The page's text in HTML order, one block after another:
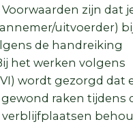
zijn dat
uitvoerder)
de handreiking
het werken volgens
wordt gezorgd dat
raken tijdens